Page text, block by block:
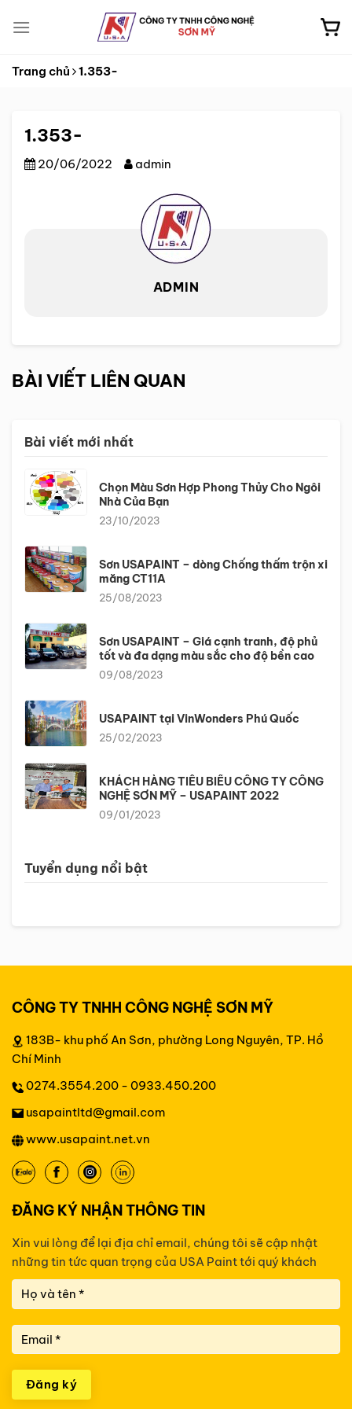
Trang chủ 1.353-
1.353-
20/06/2022 admin
ADMIN
BÀI VIẾT LIÊN QUAN
Bài viết mới nhất
Chọn Màu Sơn Hợp Phong Thủy Cho Ngôi
Nhà Của Bạn
23/10/2023
Sơn USAPAINT – dòng Chống thấm trộn xi
măng CT11A
25/08/2023
Sơn USAPAINT – Giá cạnh tranh, độ phủ
tốt và đa dạng màu sắc cho độ bền cao
09/08/2023
USAPAINT tại VinWonders Phú Quốc
25/02/2023
KHÁCH HÀNG TIÊU BIỂU CÔNG TY CÔNG
NGHỆ SƠN MỸ – USAPAINT 2022
09/01/2023
Tuyển dụng nổi bật
CÔNG TY TNHH CÔNG NGHỆ SƠN MỸ
183B- khu phố An Sơn, phường Long Nguyên, TP. Hồ
Chí Minh
0274.3554.200 - 0933.450.200
usapaintltd@gmail.com
www.usapaint.net.vn
ĐĂNG KÝ NHẬN THÔNG TIN
Xin vui lòng để lại địa chỉ email, chúng tôi sẽ cập nhật
những tin tức quan trọng của USA Paint tới quý khách